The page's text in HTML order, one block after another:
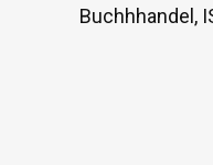
Buchhhandel,